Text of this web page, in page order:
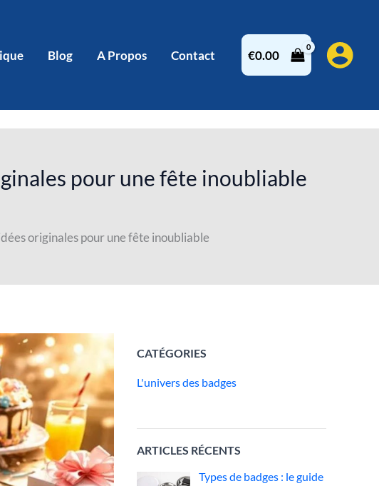
Blog A Propos Contact €0.00
pour une fête inoubliable
originales pour une fête inoubliable
CATÉGORIES
L'univers des badges
ARTICLES RÉCENTS
Types de badges : le guide